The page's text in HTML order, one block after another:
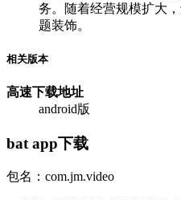
务。随着经营规模扩大
题装饰。
相关版本
高速下载地址
android版
bat app下载
包名：com.jm.video